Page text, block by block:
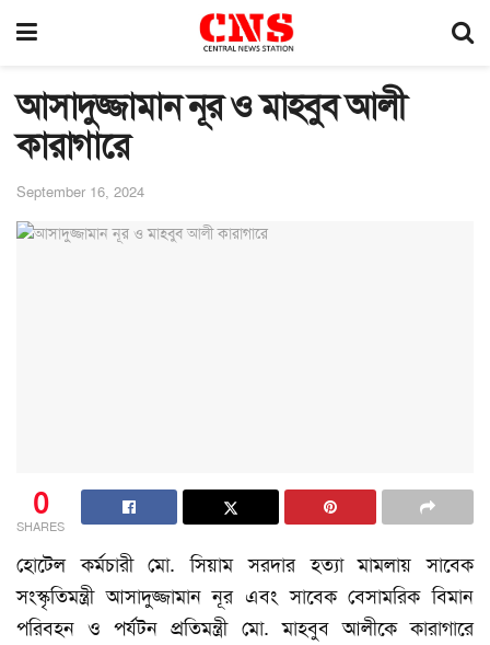
আসাদুজ্জামান নূর ও মাহবুব আলী
কারাগারে
September 16, 2024
0
SHARES
হোটেল কর্মচারী মো. সিয়াম সরদার হত্যা মামলায় সাবেক
সংস্কৃতিমন্ত্রী আসাদুজ্জামান নূর এবং সাবেক বেসামরিক বিমান
পরিবহন ও পর্যটন প্রতিমন্ত্রী মো. মাহবুব আলীকে কারাগারে